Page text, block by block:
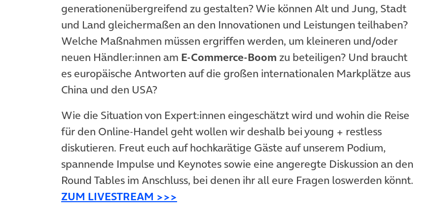
generationenübergreifend zu gestalten? Wie können Alt und Jung, Stadt
und Land gleichermaßen an den Innovationen und Leistungen teilhaben?
Welche Maßnahmen müssen ergriffen werden, um kleineren und/oder
neuen Händler:innen am E-Commerce-Boom zu beteiligen? Und braucht
es europäische Antworten auf die großen internationalen Markplätze aus
China und den USA?
Wie die Situation von Expert:innen eingeschätzt wird und wohin die Reise
für den Online-Handel geht wollen wir deshalb bei young + restless
diskutieren. Freut euch auf hochkarätige Gäste auf unserem Podium,
spannende Impulse und Keynotes sowie eine angeregte Diskussion an den
Round Tables im Anschluss, bei denen ihr all eure Fragen loswerden könnt.
ZUM LIVESTREAM >>>